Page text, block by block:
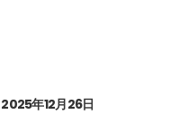
2025年12月26日